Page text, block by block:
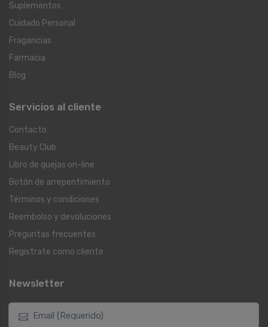
Suplementos
Cuidado Personal
Fragancias
Farmacia
Blog
Servicios al cliente
Contacto
Beauty Club
Libro de quejas on-line
Botón de arrepentimiento
Términos y condiciones
Reembolso y devoluciones
Preguntas frecuentes
Registrate como cliente
Newsletter